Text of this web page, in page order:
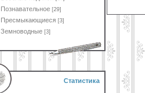
Познавательное [29]
Пресмыкающиеся [3]
Земноводные [3]
Статистика